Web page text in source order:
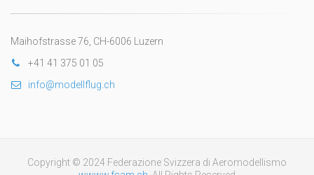
Maihofstrasse 76, CH-6006 Luzern
+41 41 375 01 05
info@modellflug.ch
Copyright © 2024 Federazione Svizzera di Aeromodellismo